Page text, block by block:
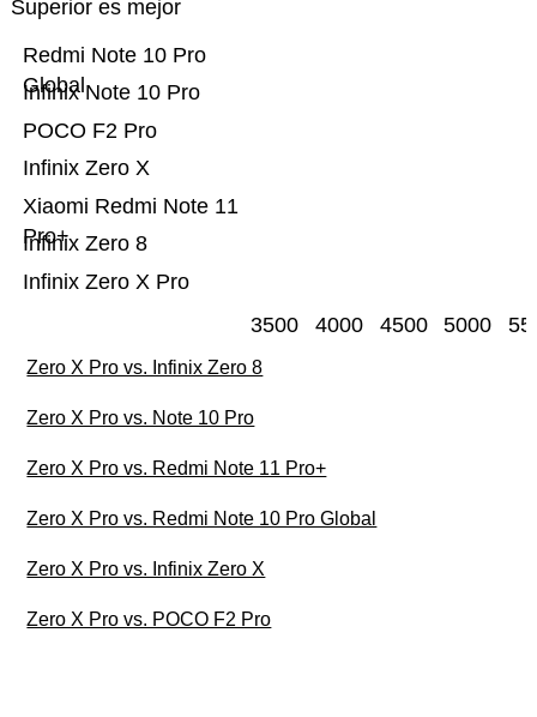
Superior es mejor
Infinix Zero X Pro
Infinix Zero 8
Xiaomi Redmi Note 11
Pro+
Infinix Zero X
POCO F2 Pro
Infinix Note 10 Pro
Redmi Note 10 Pro
Global
3500 4000 4500 5000
Zero X Pro vs. Infinix Zero 8
Zero X Pro vs. Note 10 Pro
Zero X Pro vs. Redmi Note 11 Pro+
Zero X Pro vs. Redmi Note 10 Pro Global
Zero X Pro vs. Infinix Zero X
Zero X Pro vs. POCO F2 Pro